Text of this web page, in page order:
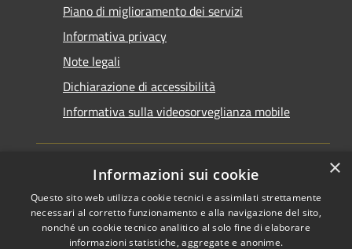
Piano di miglioramento dei servizi
Informativa privacy
Note legali
Dichiarazione di accessibilità
Informativa sulla videosorveglianza mobile
RSS
Accessibilità
Copyright © 2026 • Comune di
Taranto • Powered by
×
Informazioni sui cookie
Questo sito web utilizza cookie tecnici e assimilati strettamente
necessari al corretto funzionamento e alla navigazione del sito,
nonché un cookie tecnico analitico al solo fine di elaborare
informazioni statistiche, aggregate e anonime.